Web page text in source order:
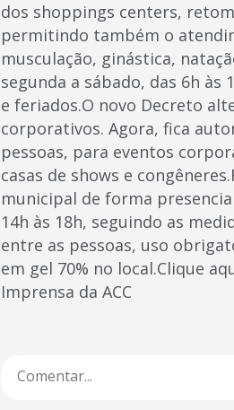
dos shoppings centers,
permitindo também o
musculação, ginástica,
segunda a sábado, das 6h
e feriados.O novo Decreto
corporativos. Agora, fica
pessoas, para eventos
casas de shows e
municipal de forma
14h às 18h, seguindo as
entre as pessoas, uso
em gel 70% no local.Clique
Imprensa da ACC